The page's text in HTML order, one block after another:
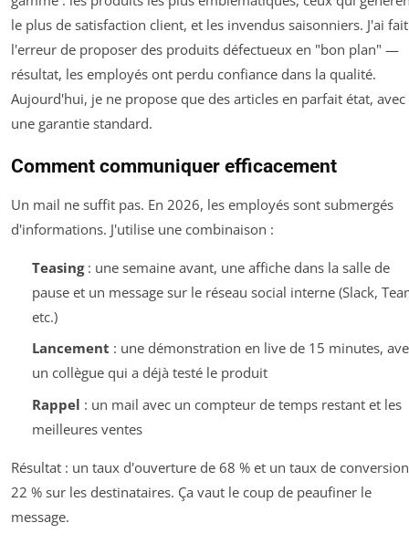
le plus de satisfaction client, et les invendus saisonniers. J'ai fait
l'erreur de proposer des produits défectueux en "bon plan" —
résultat, les employés ont perdu confiance dans la qualité.
Aujourd'hui, je ne propose que des articles en parfait état, avec
une garantie standard.
Comment communiquer efficacement
Un mail ne suffit pas. En 2026, les employés sont submergés
d'informations. J'utilise une combinaison :
Teasing: une semaine avant, une affiche dans la salle de
pause et un message sur le réseau social interne (Slack,
etc.)
Lancement : une démonstration en live de 15 minutes,
un collègue qui a déjà testé le produit
Rappel : un mail avec un compteur de temps restant et les
meilleures ventes
Résultat : un taux d'ouverture de 68 % et un taux de
22 % sur les destinataires. Ça vaut le coup de peaufiner le
message.